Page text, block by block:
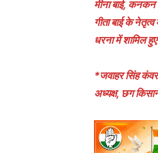
मीना बाई, कनकन
गीता बाई के
धरना में शामिल
*जवाहर सिंह
अध्यक्ष, छग